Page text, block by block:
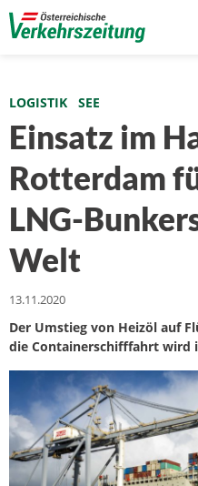
LOGISTIK SEE
Einsatz im
Rotterdam
LNG-
Welt
13.11.2020
Der Umstieg von Heizöl auf
die Containerschifffahrt wird